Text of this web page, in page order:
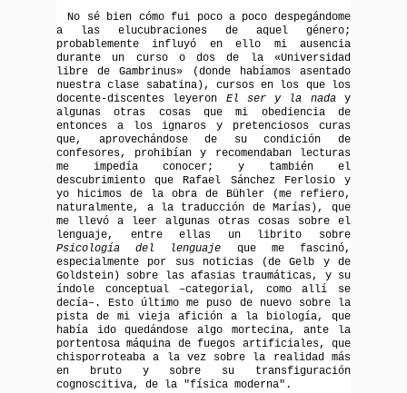
No sé bien cómo fui poco a poco despegándome
a las elucubraciones de aquel género;
probablemente influyó en ello mi ausencia
durante un curso o dos de la «Universidad
libre de Gambrinus» (donde habíamos asentado
nuestra clase sabatina), cursos en los que los
docente-discentes leyeron El ser y la naday
algunas otras cosas que mi obediencia de
entonces a los ignaros y pretenciosos curas
que, aprovechándose de su condición de
confesores, prohibían y recomendaban lecturas
me impedía conocer; y también el
descubrimiento que Rafael Sánchez Ferlosio y
yo hicimos de la obra de Bühler (me refiero,
naturalmente, a la traducción de Marías), que
me llevó a leer algunas otras cosas sobre el
lenguaje, entre ellas un librito sobre
Psicología del lenguaje que me fascinó,
especialmente por sus noticias (de Gelb y de
Goldstein) sobre las afasias traumáticas, y su
índole conceptual –categorial, como allí se
decía–. Esto último me puso de nuevo sobre la
pista de mi vieja afición a la biología, que
había ido quedándose algo mortecina, ante la
portentosa máquina de fuegos artificiales, que
chisporroteaba a la vez sobre la realidad más
en bruto y sobre su transfiguración
cognoscitiva, de la "física moderna".